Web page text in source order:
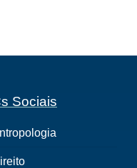
Sociais